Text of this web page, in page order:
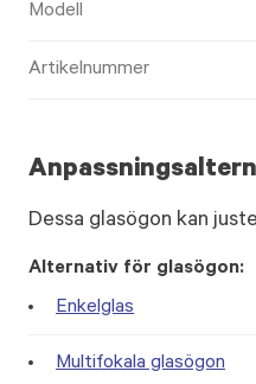
Modell
Artikelnummer
Dessa glasögon kan
Alternativ för glasögon:
Enkelglas
Multifokala glasögon